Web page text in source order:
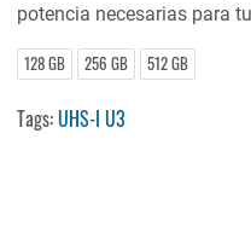
potencia necesarias para
128 GB 256 GB 512 GB
Tags:UHS-I U3